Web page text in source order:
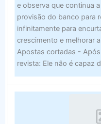
de
2020)
e observa que continua
provisão do banco para
infinitamente para
crescimento e melhorar
Apostas cortadas -
revista: Ele não é capaz